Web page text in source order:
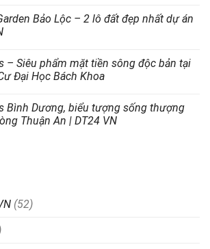
Bảo Lộc – 2 lô đất đẹp nhất dự án
– Siêu phẩm mặt tiền sông độc bản tại
Đại Học Bách Khoa
Bình Dương, biểu tượng sống thượng
Thuận An | DT24 VN
(52)